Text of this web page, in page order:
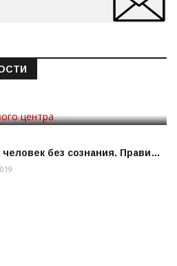
человек без сознания. Прави…